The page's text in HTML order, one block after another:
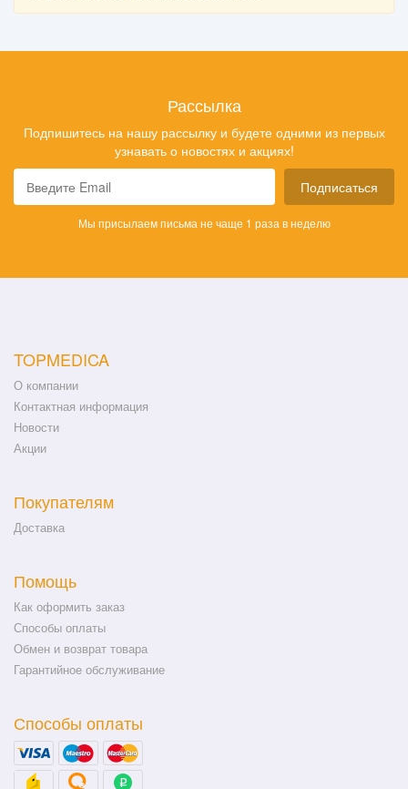
Рассылка
Подпишитесь на нашу рассылку и будете одними из первых
узнавать о новостях и акциях!
Подписаться
Мы присылаем письма не чаще 1 раза в неделю
TOPMEDICA
О компании
Контактная информация
Новости
Акции
Покупателям
Доставка
Помощь
Как оформить заказ
Способы оплаты
Обмен и возврат товара
Гарантийное обслуживание
Способы оплаты